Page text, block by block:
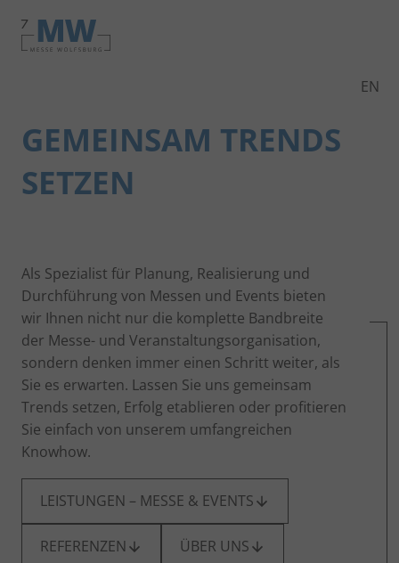
Zur
Navigation Suche
EN
GEMEINSAM TRENDS
SETZEN
Als Spezialist für Planung, Realisierung und
Durchführung von Messen und Events bieten
wir Ihnen nicht nur die komplette Bandbreite
der Messe- und Veranstaltungsorganisation,
sondern denken immer einen Schritt weiter, als
Sie es erwarten. Lassen Sie uns gemeinsam
Trends setzen, Erfolg etablieren oder profitieren
Sie einfach von unserem umfangreichen
Knowhow.
LEISTUNGEN – MESSE & EVENTS
REFERENZEN ÜBER UNS